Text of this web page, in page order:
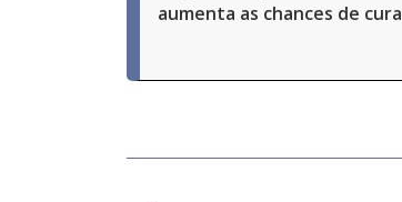
aumenta as chances de cura